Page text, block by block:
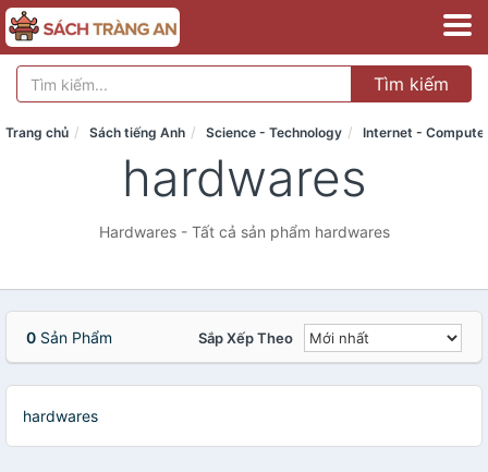
Tìm kiếm
Trang chủ Sách tiếng Anh Science - Technology Internet -
hardwares
Hardwares - Tất cả sản phẩm hardwares
0 Sản Phẩm Sắp Xếp Theo
hardwares